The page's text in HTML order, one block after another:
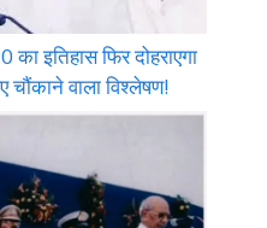
इतिहास फिर दोहराएगा
चौंकाने वाला विश्लेषण!